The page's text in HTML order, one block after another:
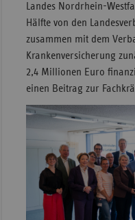
Landes Nordrhein-
Hälfte von den
zusammen mit dem
Krankenversicherung
2,4 Millionen Euro
einen Beitrag zur